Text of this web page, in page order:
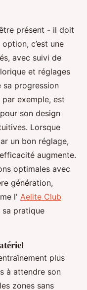
présent - il doit
c’est une
avec suivi de
et réglages
sa progression
exemple, est
son design
Lorsque
un bon réglage,
augmente.
optimales avec
génération,
l' Aelite Club
sa pratique
plus
à attendre son
zones sans